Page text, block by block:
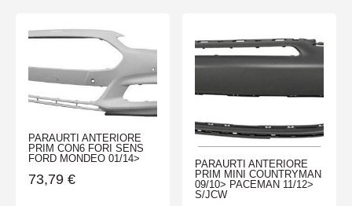
PARAURTI ANTERIORE
PRIM CON6 FORI SENS
FORD MONDEO 01/14>
73,79 €
PARAURTI ANTERIORE
PRIM MINI COUNTRYMAN
09/10> PACEMAN 11/12>
S/JCW